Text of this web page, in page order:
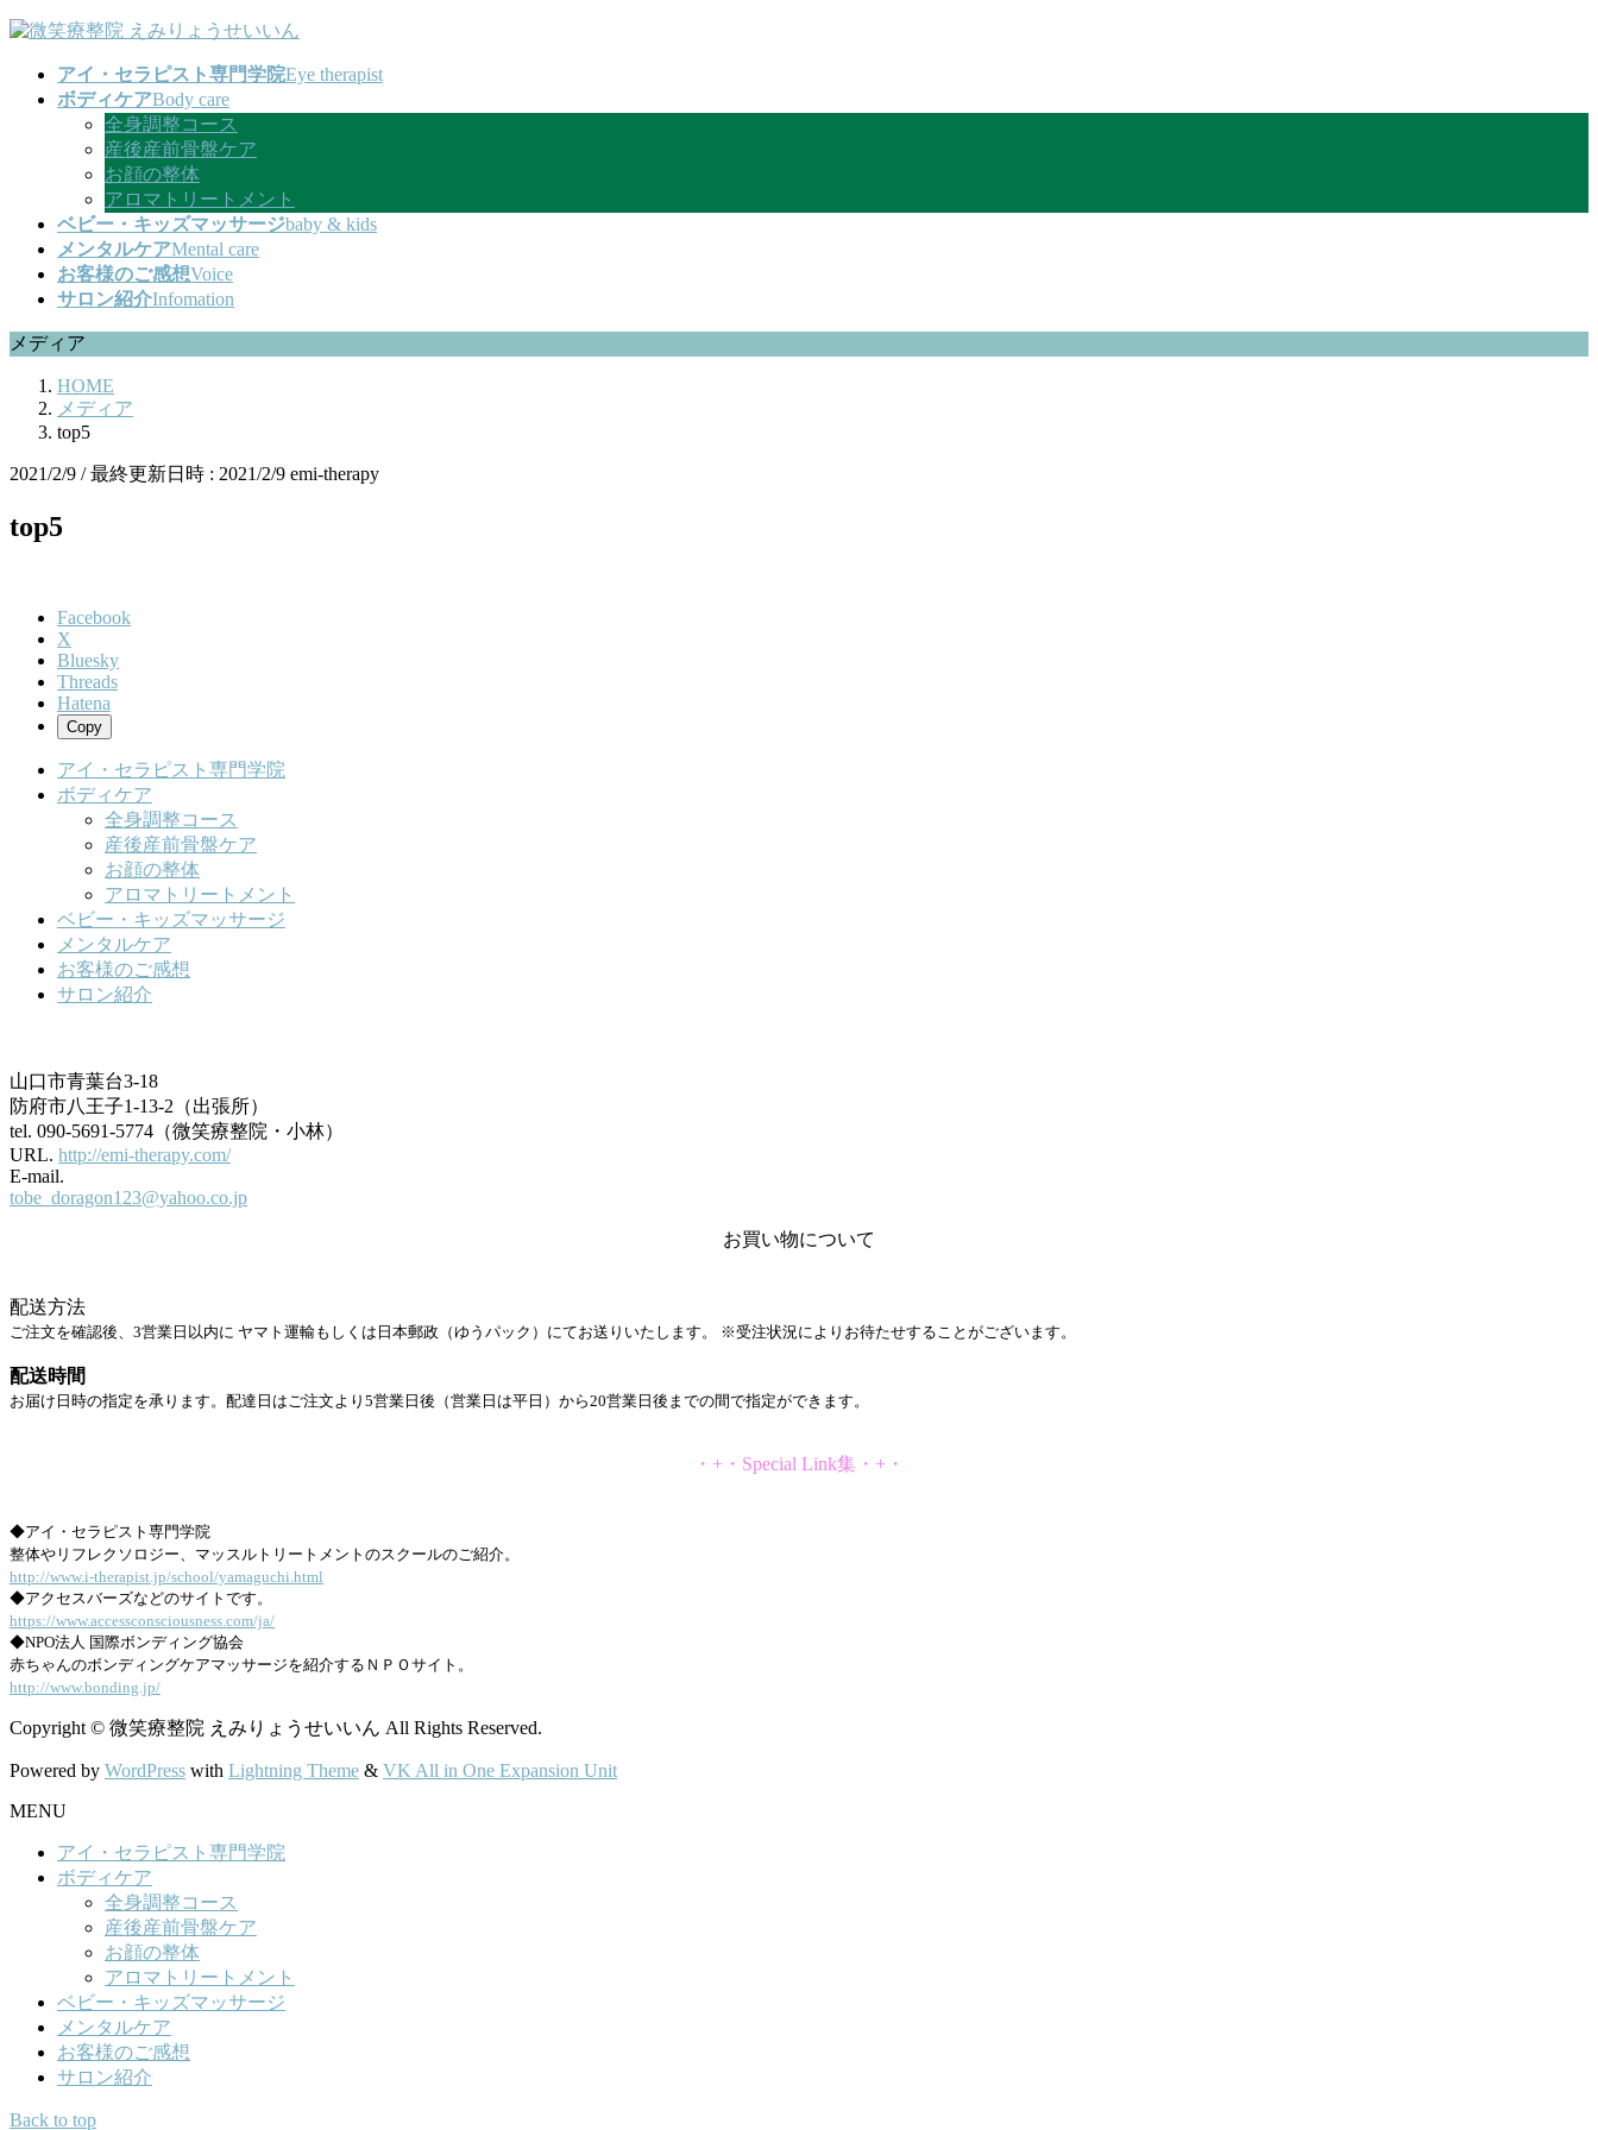
コ
ナ
アイ・セラピスト専門学院Eye therapist
ボディケアBody care
全身調整コース
産後産前骨盤ケア
お顔の整体
アロマトリートメント
ベビー・キッズマッサージbaby & kids
メンタルケアMental care
お客様のご感想Voice
サロン紹介Infomation
メディア
HOME
メディア
top5
2021/2/9 / 最終更新日時 : 2021/2/9 emi-therapy
top5
Facebook
X
Bluesky
Threads
Hatena
Copy
アイ・セラピスト専門学院
ボディケア
全身調整コース
産後産前骨盤ケア
お顔の整体
アロマトリートメント
ベビー・キッズマッサージ
メンタルケア
お客様のご感想
サロン紹介
山口市青葉台3-18
防府市八王子1-13-2（出張所）
tel. 090-5691-5774（微笑療整院・小林）
URL. http://emi-therapy.com/
E-mail.
tobe_doragon123@yahoo.co.jp
お買い物について
配送方法
ご注文を確認後、3営業日以内に ヤマト運輸もしくは日本郵政（ゆうパック）にてお送りいたします。 ※受注状況によりお待たせすることがございます。
配送時間
お届け日時の指定を承ります。配達日はご注文より5営業日後（営業日は平日）から20営業日後までの間で指定ができます。
・+・Special Link集・+・
◆アイ・セラピスト専門学院
整体やリフレクソロジー、マッスルトリートメントのスクールのご紹介。
http://www.i-therapist.jp/school/yamaguchi.html
◆アクセスバーズなどのサイトです。
https://www.accessconsciousness.com/ja/
◆NPO法人 国際ボンディング協会
赤ちゃんのボンディングケアマッサージを紹介するＮＰＯサイト。
http://www.bonding.jp/
Copyright © 微笑療整院 えみりょうせいいん All Rights Reserved.
Powered by WordPress with Lightning Theme & VK All in One Expansion Unit
MENU
アイ・セラピスト専門学院
ボディケア
全身調整コース
産後産前骨盤ケア
お顔の整体
アロマトリートメント
ベビー・キッズマッサージ
メンタルケア
お客様のご感想
サロン紹介
Back to top